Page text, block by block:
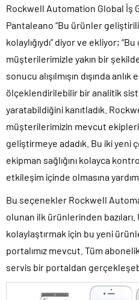
Rockwell Automation Global İş
Pantaleano “Bu ürünler
kolaylığıydı” diyor ve ekliyor;
müşterilerimizle yakın bir
sonucu alışılmışın dışında
ölçeklendirilebilir bir analitik
yaratabildiğini kanıtladık.
müşterilerimizin mevcut
geliştirmeye adadık. Bu iki yeni
ekipman sağlığını kolayca
etkileşim içinde olmasına
Bu seçenekler Rockwell
olunan ilk ürünlerinden
kolaylaştırmak için bu yeni
portalımız mevcut. Tüm
servis bir portaldan